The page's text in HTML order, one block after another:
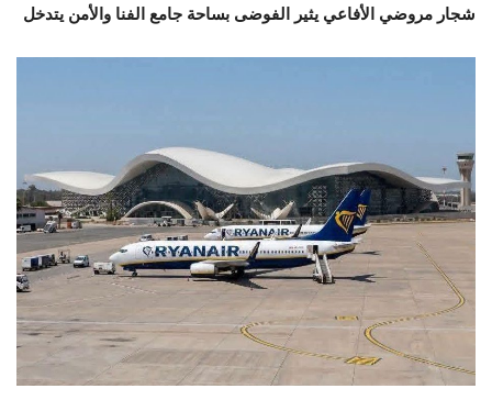
شجار مروضي الأفاعي يثير الفوضى بساحة جامع الفنا والأمن يتدخل